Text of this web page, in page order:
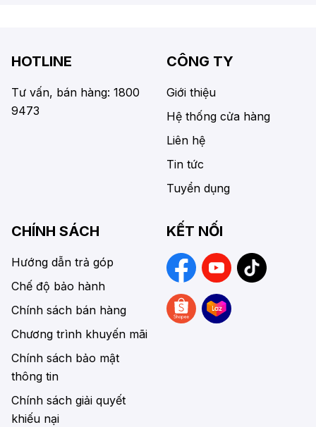
HOTLINE
Tư vấn, bán hàng: 1800
9473
CÔNG TY
Giới thiệu
Hệ thống cửa hàng
Liên hệ
Tin tức
Tuyển dụng
CHÍNH SÁCH
Hướng dẫn trả góp
Chế độ bảo hành
Chính sách bán hàng
Chương trình khuyến mãi
Chính sách bảo mật
thông tin
Chính sách giải quyết
khiếu nại
KẾT NỐI